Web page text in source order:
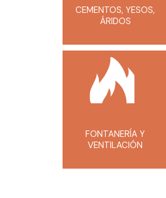
CEMENTOS, YESOS,
ÁRIDOS
FONTANERÍA Y
VENTILACIÓN